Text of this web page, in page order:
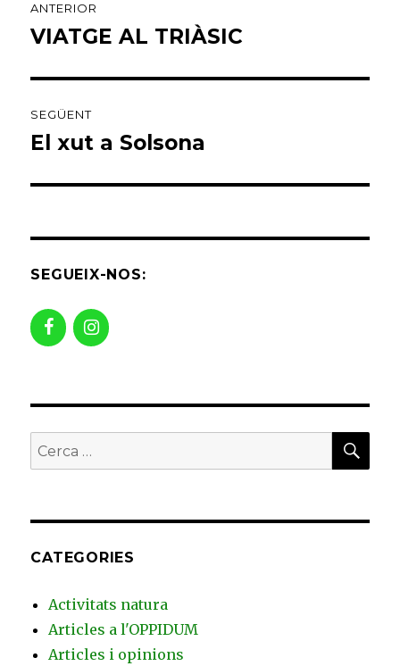
ANTERIOR
VIATGE AL TRIÀSIC
SEGÜENT
El xut a Solsona
SEGUEIX-NOS:
CATEGORIES
Activitats natura
Articles a l'OPPIDUM
Articles i opinions